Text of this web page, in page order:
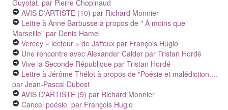
Guyotat. par Pierre Chopinaud
AVIS D'ARTISTE (10) par Richard Monnier
Lettre à Anne Barbusse à propos de " À moins que
Marseille" par Denis Hamel
Vercey « lecteur » de Jaffeux par François Huglo
Une rencontre avec Alexander Calder par Tristan Hordé
Vive la Seconde République par Tristan Hordé
Lettre à Jérôme Thélot à propos de "Poésie et malédiction....
par Jean-Pascal Dubost
AVIS D'ARTISTE (9) par Richard Monnier
Cancel poésie par François Huglo